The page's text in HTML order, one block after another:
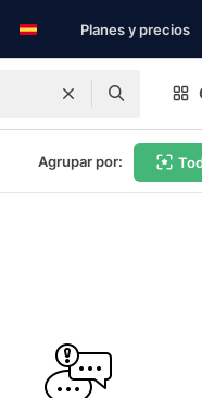
Planes y precios
Agrupar por: